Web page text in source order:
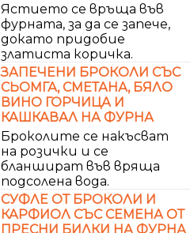
Ястието се връща във
фурната, за да се запече,
докато придобие
златиста коричка.
ЗАПЕЧЕНИ БРОКОЛИ СЪС
СЬОМГА, СМЕТАНА, БЯЛО
ВИНО ГОРЧИЦА И
КАШКАВАЛ НА ФУРНА
Броколите се накъсват
на розички и се
бланшират във вряща
подсолена вода.
СУФЛЕ ОТ БРОКОЛИ И
КАРФИОЛ СЪС СЕМЕНА ОТ
ПРЕСНИ БИЛКИ НА ФУРНА